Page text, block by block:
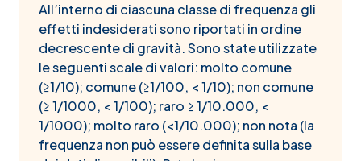
All’interno di ciascuna classe di frequenza gli
effetti indesiderati sono riportati in ordine
decrescente di gravità. Sono state utilizzate
le seguenti scale di valori: molto comune
(≥1/10); comune (≥1/100, < 1/10); non comune
(≥ 1/1000, < 1/100); raro ≥ 1/10.000, <
1/1000); molto raro (<1/10.000); non nota (la
frequenza non può essere definita sulla base